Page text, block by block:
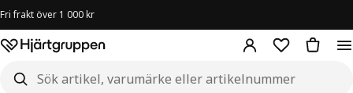
Fri frakt över 1 000 kr
Hjärtgruppen – startsida
Sök i butiken